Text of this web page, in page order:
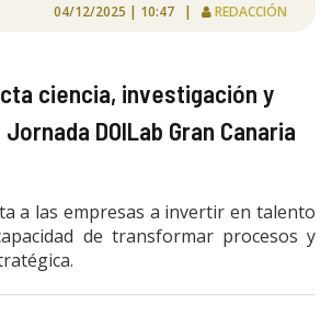
04/12/2025 | 10:47 | REDACCIÓN
ciencia, investigación y
DOILab Gran Canaria
a las empresas a invertir en talento
de transformar procesos y